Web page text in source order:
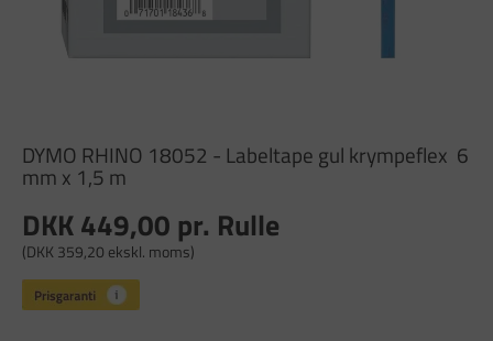
DYMO RHINO 18052 - Labeltape gul krympeflex 6
mm x 1,5 m
DKK 449,00 pr. Rulle
(DKK 359,20 ekskl. moms)